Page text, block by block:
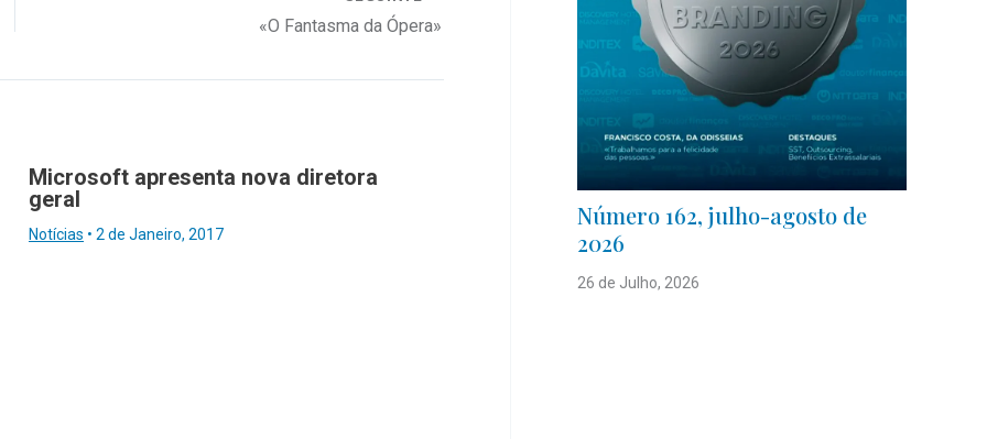
«O Fantasma da Ópera»
Microsoft apresenta nova diretora
geral
Notícias • 2 de Janeiro, 2017
Número 162, julho-agosto de
2026
26 de Julho, 2026